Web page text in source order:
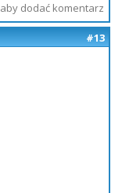
aby dodać komentarz
#13